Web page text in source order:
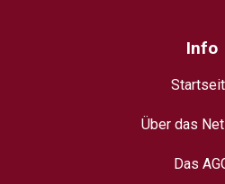
Info
Über das
Das